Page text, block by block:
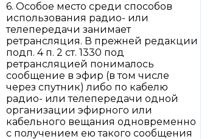
6. Особое место среди способов
использования радио- или
телепередачи занимает
ретрансляция. В прежней редакции
подп. 4 п. 2 ст. 1330 под
ретрансляцией понималось
сообщение в эфир (в том числе
через спутник) либо по кабелю
радио- или телепередачи одной
организации эфирного или
кабельного вещания одновременно
с получением ею такого сообщения